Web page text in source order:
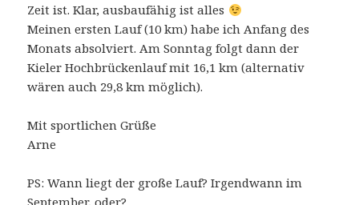
Zeit ist. Klar, ausbaufähig ist alles
Meinen ersten Lauf (10 km) habe ich Anfang des
Monats absolviert. Am Sonntag folgt dann der
Kieler Hochbrückenlauf mit 16,1 km (alternativ
wären auch 29,8 km möglich).
Mit sportlichen Grüße
Arne
PS: Wann liegt der große Lauf? Irgendwann im